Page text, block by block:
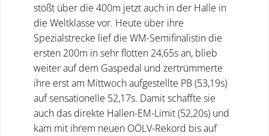
stößt über die 400m jetzt auch in der Halle in
die Weltklasse vor. Heute über ihre
Spezialstrecke lief die WM-Semifinalistin die
ersten 200m in sehr flotten 24,65s an, blieb
weiter auf dem Gaspedal und zertrümmerte
ihre erst am Mittwoch aufgestellte PB (53,19s)
auf sensationelle 52,17s. Damit schaffte sie
auch das direkte Hallen-EM-Limit (52,20s) und
kam mit ihrem neuen OÖLV-Rekord bis auf